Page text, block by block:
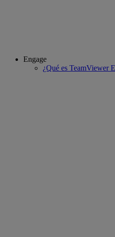
Engage
¿Qué es TeamViewer